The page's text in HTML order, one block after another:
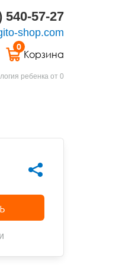
540-57-27
shop.com
0
Корзина
ребенка от 0